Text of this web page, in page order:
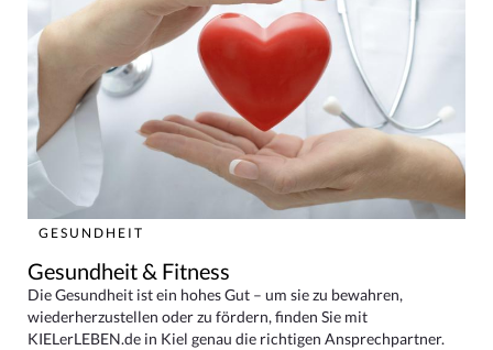
GESUNDHEIT
Gesundheit & Fitness
Die Gesundheit ist ein hohes Gut – um sie zu bewahren,
wiederherzustellen oder zu fördern, finden Sie mit
KIELerLEBEN.de in Kiel genau die richtigen Ansprechpartner.